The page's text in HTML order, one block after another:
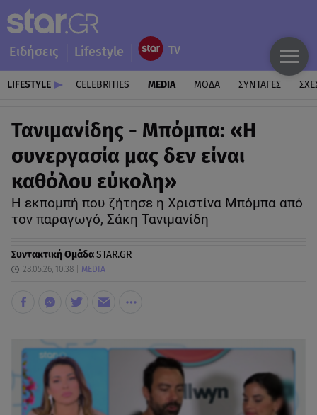
Ειδήσεις Lifestyle
LIFESTYLE CELEBRITIES MEDIA ΜΟΔΑ ΣΥΝΤΑΓΕΣ
Τανιμανίδης - Μπόμπα: «Η
συνεργασία μας δεν είναι
καθόλου εύκολη»
Η εκπομπή που ζήτησε η Χριστίνα Μπόμπα από
τον παραγωγό, Σάκη Τανιμανίδη
Συντακτική ΟμάδαSTAR.GR
28.05.26, 10:38 MEDIA